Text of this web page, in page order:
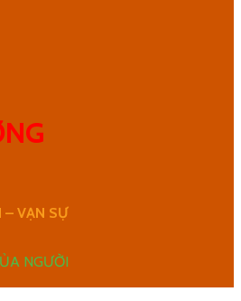
– VẠN SỰ
NGƯỜI